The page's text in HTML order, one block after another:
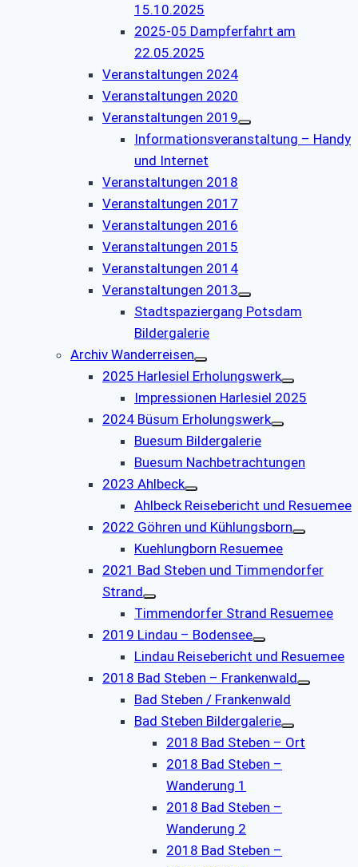
15.10.2025
2025-05 Dampferfahrt am
22.05.2025
Veranstaltungen 2024
Veranstaltungen 2020
Veranstaltungen 2019
Informationsveranstaltung – Handy
und Internet
Veranstaltungen 2018
Veranstaltungen 2017
Veranstaltungen 2016
Veranstaltungen 2015
Veranstaltungen 2014
Veranstaltungen 2013
Stadtspaziergang Potsdam
Bildergalerie
Archiv Wanderreisen
2025 Harlesiel Erholungswerk
Impressionen Harlesiel 2025
2024 Büsum Erholungswerk
Buesum Bildergalerie
Buesum Nachbetrachtungen
2023 Ahlbeck
Ahlbeck Reisebericht und Resuemee
2022 Göhren und Kühlungsborn
Kuehlungborn Resuemee
2021 Bad Steben und Timmendorfer
Strand
Timmendorfer Strand Resuemee
2019 Lindau – Bodensee
Lindau Reisebericht und Resuemee
2018 Bad Steben – Frankenwald
Bad Steben / Frankenwald
Bad Steben Bildergalerie
2018 Bad Steben – Ort
2018 Bad Steben –
Wanderung 1
2018 Bad Steben –
Wanderung 2
2018 Bad Steben –